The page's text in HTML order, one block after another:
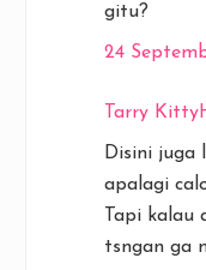
gitu?
24
Tarry
Disini juga
apalagi
Tapi kalau
tsngan ga